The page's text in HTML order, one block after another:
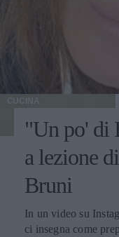
CUCINA
"Un po' di
a lezione
Bruni
In un video su
ci insegna come